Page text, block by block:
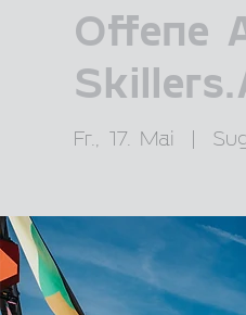
Offene
Fr., 17. Mai
  |